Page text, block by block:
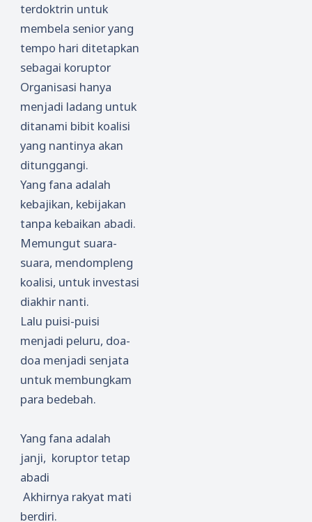
terdoktrin untuk
membela senior yang
tempo hari ditetapkan
sebagai koruptor
Organisasi hanya
menjadi ladang untuk
ditanami bibit koalisi
yang nantinya akan
ditunggangi.
Yang fana adalah
kebajikan, kebijakan
tanpa kebaikan abadi.
Memungut suara-
suara, mendompleng
koalisi, untuk investasi
diakhir nanti.
Lalu puisi-puisi
menjadi peluru, doa-
doa menjadi senjata
untuk membungkam
para bedebah.
Yang fana adalah
janji, koruptor tetap
abadi
Akhirnya rakyat mati
berdiri.